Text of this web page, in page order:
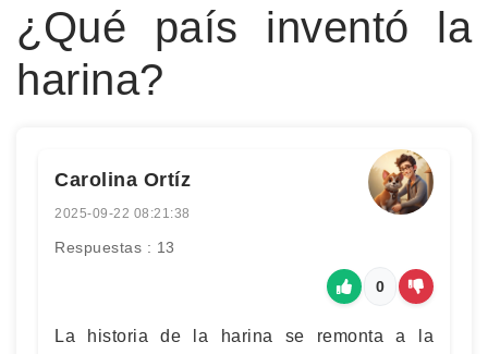
¿Qué país inventó la
harina?
Carolina Ortíz
2025-09-22 08:21:38
Respuestas : 13
0
La historia de la harina se remonta a la